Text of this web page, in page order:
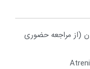
(از مراجعه حضوری